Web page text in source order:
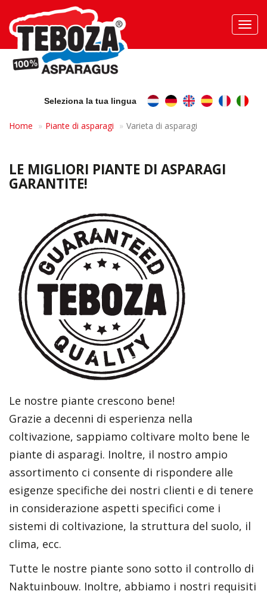
Seleziona la tua lingua
Home Piante di asparagi Varieta di asparagi
LE MIGLIORI PIANTE DI ASPARAGI
GARANTITE!
Le nostre piante crescono bene!
Grazie a decenni di esperienza nella
coltivazione, sappiamo coltivare molto bene le
piante di asparagi. Inoltre, il nostro ampio
assortimento ci consente di rispondere alle
esigenze specifiche dei nostri clienti e di tenere
in considerazione aspetti specifici come i
sistemi di coltivazione, la struttura del suolo, il
clima, ecc.
Tutte le nostre piante sono sotto il controllo di
Naktuinbouw. Inoltre, abbiamo i nostri requisiti